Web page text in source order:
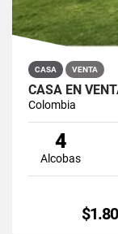
CASA VENTA
CASA EN
Colombia
4
Alcobas